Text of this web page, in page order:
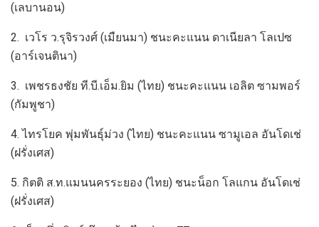
(เลบานอน)
2. เวโร ว.รุจิรวงศ์ (เมืยนมา) ชนะคะแนน ดาเนียลา โลเปซ
(อาร์เจนตินา)
3. เพชรธงชัย ที.บี.เอ็ม.ยิม (ไทย) ชนะคะแนน เอลิต ซามพอร์
(กัมพูชา)
4. ไทรโยค พุ่มพันธุ์ม่วง (ไทย) ชนะคะแนน ซามูเอล อันโดเช่
(ฝรั่งเศส)
5. กิตติ ส.ท.แมนนครระยอง (ไทย) ชนะน็อก โลแกน อันโดเช่
(ฝรั่งเศส)